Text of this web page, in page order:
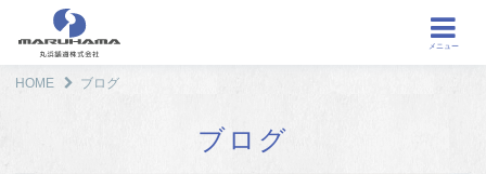
メニュー
HOME ブログ
ブログ